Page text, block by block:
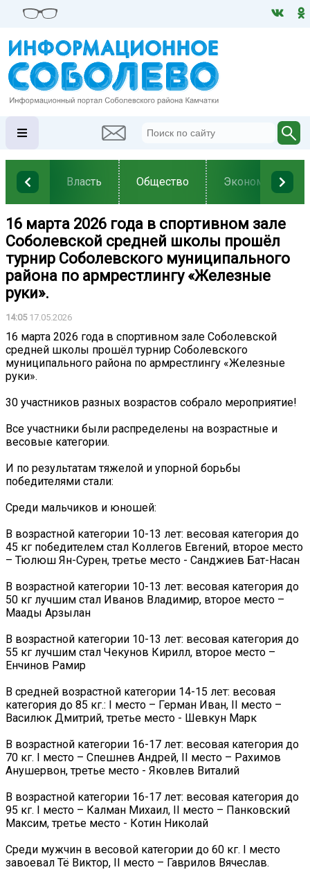
Власть Общество Экономика
16 марта 2026 года в спортивном зале
Соболевской средней школы прошёл
турнир Соболевского муниципального
района по армрестлингу «Железные
руки».
14:0517.05.2026
16 марта 2026 года в спортивном зале Соболевской
средней школы прошёл турнир Соболевского
муниципального района по армрестлингу «Железные
руки».
30 участников разных возрастов собрало мероприятие!
Все участники были распределены на возрастные и
весовые категории.
И по результатам тяжелой и упорной борьбы
победителями стали:
Среди мальчиков и юношей:
В возрастной категории 10-13 лет: весовая категория до
45 кг победителем стал Коллегов Евгений, второе место
– Тюлюш Ян-Сурен, третье место - Санджиев Бат-Насан
В возрастной категории 10-13 лет: весовая категория до
50 кг лучшим стал Иванов Владимир, второе место –
Маады Арзылан
В возрастной категории 10-13 лет: весовая категория до
55 кг лучшим стал Чекунов Кирилл, второе место –
Енчинов Рамир
В средней возрастной категории 14-15 лет: весовая
категория до 85 кг.: I место – Герман Иван, II место –
Василюк Дмитрий, третье место - Шевкун Марк
В возрастной категории 16-17 лет: весовая категория до
70 кг. I место – Спешнев Андрей, II место – Рахимов
Анушервон, третье место - Яковлев Виталий
В возрастной категории 16-17 лет: весовая категория до
95 кг. I место – Калман Михаил, II место – Панковский
Максим, третье место - Котин Николай
Среди мужчин в весовой категории до 60 кг. I место
завоевал Тё Виктор, II место – Гаврилов Вячеслав.